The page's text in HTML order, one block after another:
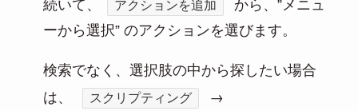
続いて、 アクションを追加
から、”メニュ
ーから選択” のアクションを選びます。
検索でなく、選択肢の中から探したい場合
は、 スクリプティング →